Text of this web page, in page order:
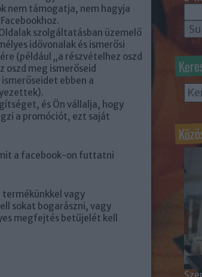
nem támogatja, nem hagyja
szolgáltatásban üzemelő
idővonalak és ismerősi
(például „a részvételhez oszd
oszd meg ismerőseid
ebben a
és Ön vállalja, hogy
a promóciót, ezt saját
a facebook-on futtatni
termékünkkel vagy
sokat bogarászni, vagy
megfejtés betűjelét kell